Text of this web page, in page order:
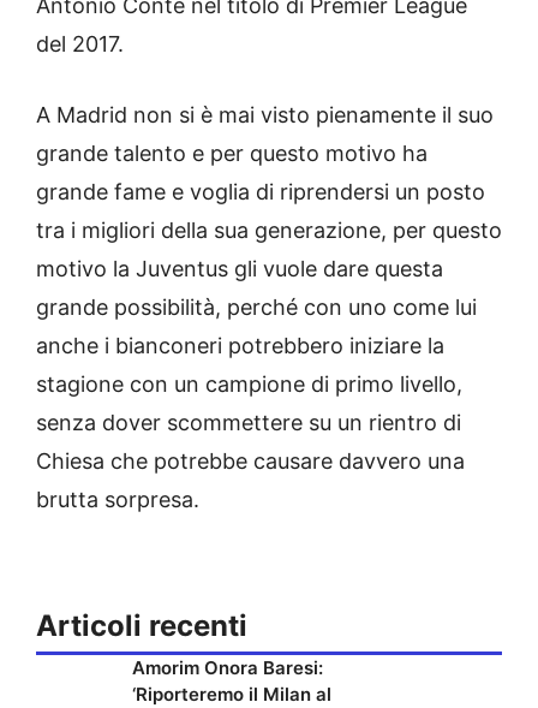
Antonio Conte nel titolo di Premier League
del 2017.
A Madrid non si è mai visto pienamente il suo
grande talento e per questo motivo ha
grande fame e voglia di riprendersi un posto
tra i migliori della sua generazione, per questo
motivo la Juventus gli vuole dare questa
grande possibilità, perché con uno come lui
anche i bianconeri potrebbero iniziare la
stagione con un campione di primo livello,
senza dover scommettere su un rientro di
Chiesa che potrebbe causare davvero una
brutta sorpresa.
Articoli recenti
Amorim Onora Baresi:
‘Riporteremo il Milan al